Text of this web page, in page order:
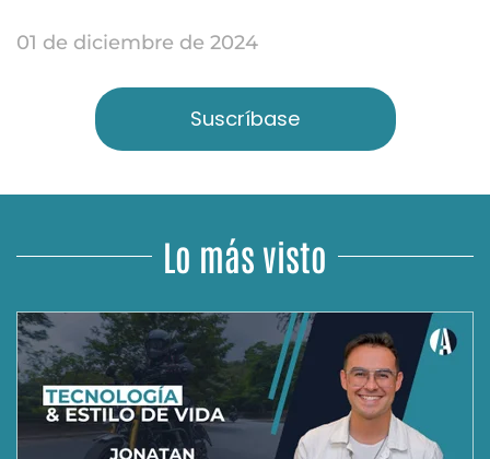
01 de diciembre de 2024
Suscríbase
Lo más visto